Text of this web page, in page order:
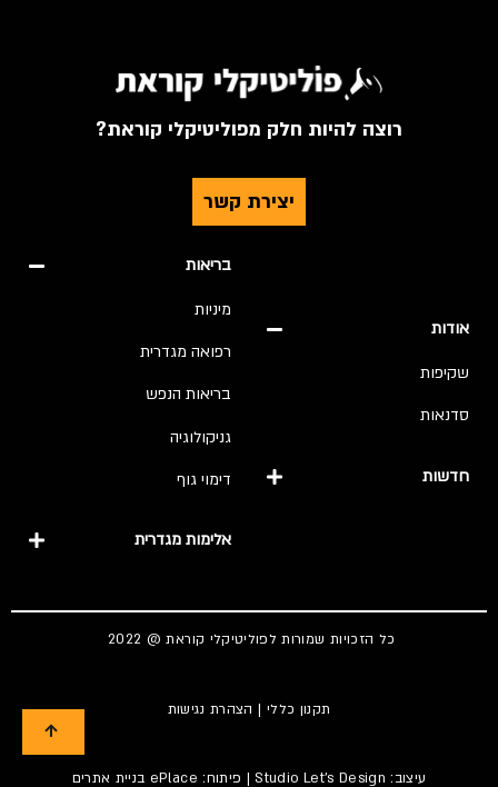
רוצה להיות חלק מפוליטיקלי קוראת?
יצירת קשר
אודות
שקיפות
סדנאות
חדשות
בריאות
מיניות
רפואה מגדרית
בריאות הנפש
גניקולוגיה
דימוי גוף
אלימות מגדרית
כל הזכויות שמורות לפוליטיקלי קוראת @ 2022
תקנון כללי | הצהרת נגישות
עיצוב: Studio Let's Design| פיתוח: ePlace בניית אתרים